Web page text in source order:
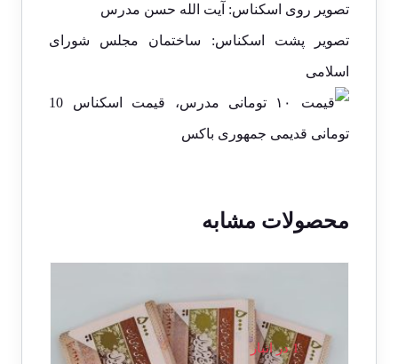
تصویر روی اسکناس: آیت الله حسن مدرس
تصویر پشت اسکناس: ساختمان مجلس شورای
اسلامی
محصولات مشابه
1 در انبار